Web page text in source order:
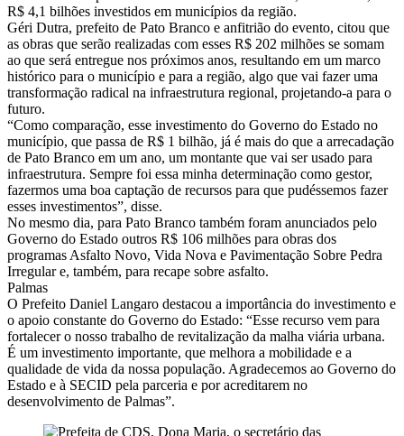
R$ 4,1 bilhões investidos em municípios da região.
Géri Dutra, prefeito de Pato Branco e anfitrião do evento, citou que
as obras que serão realizadas com esses R$ 202 milhões se somam
ao que será entregue nos próximos anos, resultando em um marco
histórico para o município e para a região, algo que vai fazer uma
transformação radical na infraestrutura regional, projetando-a para o
futuro.
“Como comparação, esse investimento do Governo do Estado no
município, que passa de R$ 1 bilhão, já é mais do que a arrecadação
de Pato Branco em um ano, um montante que vai ser usado para
infraestrutura. Sempre foi essa minha determinação como gestor,
fazermos uma boa captação de recursos para que pudéssemos fazer
esses investimentos”, disse.
No mesmo dia, para Pato Branco também foram anunciados pelo
Governo do Estado outros R$ 106 milhões para obras dos
programas Asfalto Novo, Vida Nova e Pavimentação Sobre Pedra
Irregular e, também, para recape sobre asfalto.
Palmas
O Prefeito Daniel Langaro destacou a importância do investimento e
o apoio constante do Governo do Estado: “Esse recurso vem para
fortalecer o nosso trabalho de revitalização da malha viária urbana.
É um investimento importante, que melhora a mobilidade e a
qualidade de vida da nossa população. Agradecemos ao Governo do
Estado e à SECID pela parceria e por acreditarem no
desenvolvimento de Palmas”.